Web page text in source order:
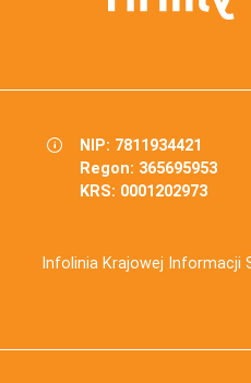
NIP: 7811934421
Regon: 365695953
KRS: 0001202973
Infolinia Krajowej Informacji